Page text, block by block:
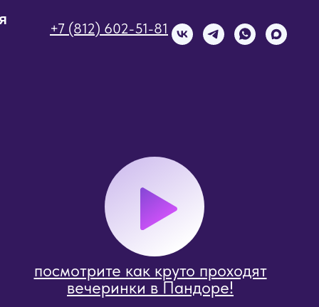
+7 (812) 602-51-81
посмотрите как круто проходят
вечеринки в Пандоре!